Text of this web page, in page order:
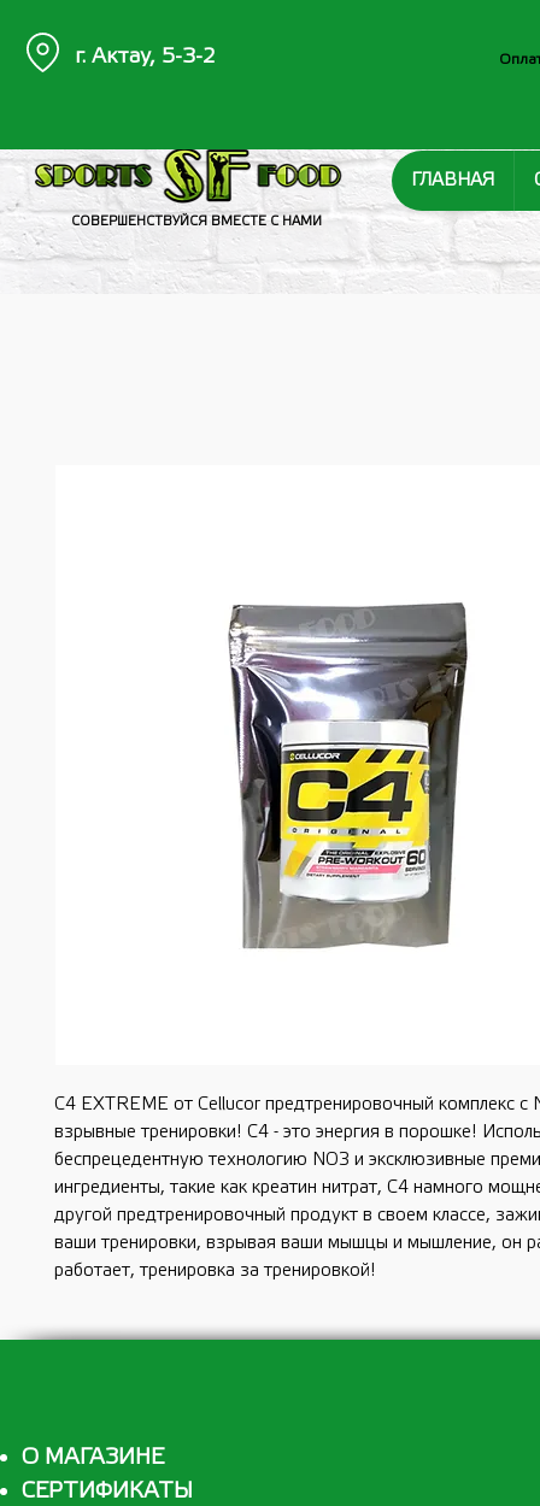
СОВЕРШЕНСТВУЙСЯ ВМЕСТЕ С НАМИ
ГЛАВНАЯ
г. Актау, 5-3-2
C4 EXTREME от Cellucor предтренировочный комплекс с
взрывные тренировки! С4 - это энергия в порошке!
беспрецедентную технологию NO3 и эксклюзивные
ингредиенты, такие как креатин нитрат, С4 намного
другой предтренировочный продукт в своем классе,
ваши тренировки, взрывая ваши мышцы и мышление, он
работает, тренировка за тренировкой!
О МАГАЗИНЕ
СЕРТИФИКАТЫ